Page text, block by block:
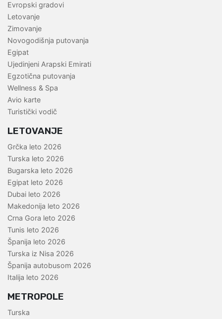
Evropski gradovi
Letovanje
Zimovanje
Novogodišnja putovanja
Egipat
Ujedinjeni Arapski Emirati
Egzotična putovanja
Wellness & Spa
Avio karte
Turistički vodič
LETOVANJE
Grčka leto 2026
Turska leto 2026
Bugarska leto 2026
Egipat leto 2026
Dubai leto 2026
Makedonija leto 2026
Crna Gora leto 2026
Tunis leto 2026
Španija leto 2026
Turska iz Nisa 2026
Španija autobusom 2026
Italija leto 2026
METROPOLE
Turska